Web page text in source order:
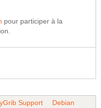
pour participer à la
Support
Debian